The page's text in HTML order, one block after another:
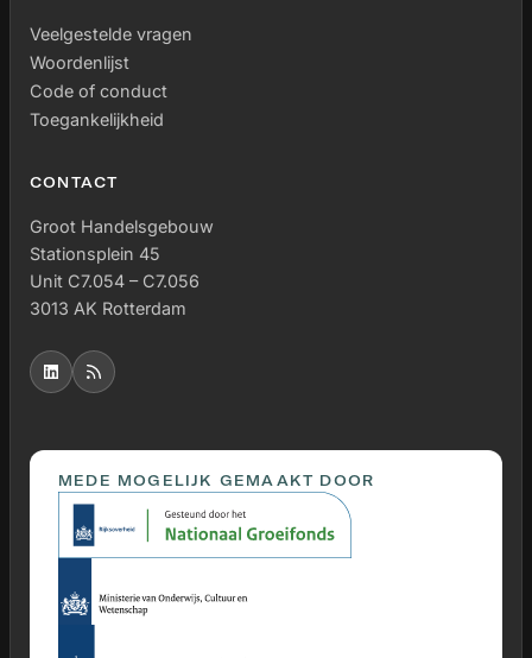
Veelgestelde vragen
Woordenlijst
Code of conduct
Toegankelijkheid
CONTACT
Groot Handelsgebouw
Stationsplein 45
Unit C7.054 – C7.056
3013 AK Rotterdam
MEDE MOGELIJK GEMAAKT DOOR